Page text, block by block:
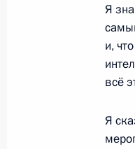
7
Я
и,
всё
Я